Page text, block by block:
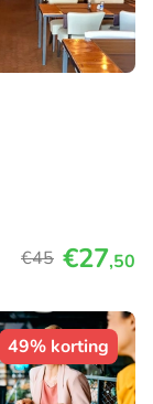
€45 €27,50
49% korting